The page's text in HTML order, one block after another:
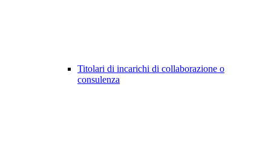
Titolari di incarichi di collaborazione o
consulenza